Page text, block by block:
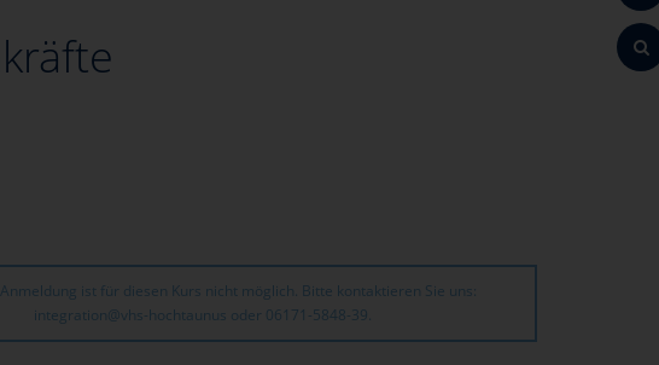
ist für diesen Kurs nicht möglich. Bitte kontaktieren Sie uns:
integration@vhs-hochtaunus oder 06171-5848-39.